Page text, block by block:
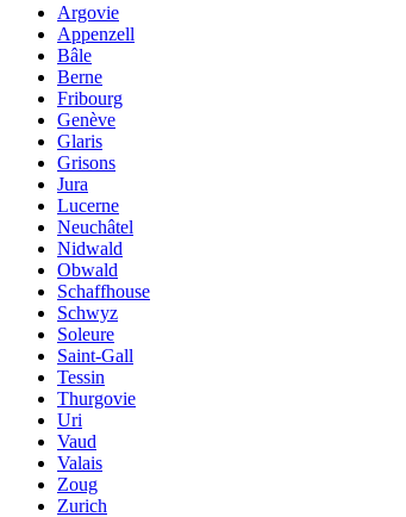
Argovie
Appenzell
Bâle
Berne
Fribourg
Genève
Glaris
Grisons
Jura
Lucerne
Neuchâtel
Nidwald
Obwald
Schaffhouse
Schwyz
Soleure
Saint-Gall
Tessin
Thurgovie
Uri
Vaud
Valais
Zoug
Zurich